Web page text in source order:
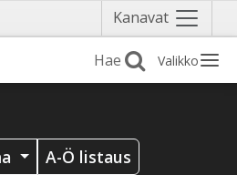
Kanavat Näytä
valikko
Valikko
A-Ö listaus